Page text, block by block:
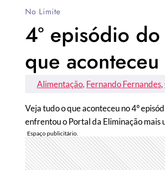
No Limite
4º episódio
que
Alimentação, Fernando Fernandes,
Veja tudo o que aconteceu no 4º
enfrentou o Portal da Eliminação mais